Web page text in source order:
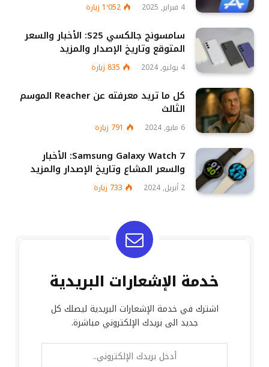
4 فبراير, 2025 1٬052 زيارة
سامسونج جالكسي S25: الأخبار والسعر
المتوقع وتاريخ الإصدار والمزيد
4 يوليو, 2024 835 زيارة
كل ما تريد معرفته عن Reacher الموسم
الثالث
6 مايو, 2024 791 زيارة
Samsung Galaxy Watch 7: الأخبار
والسعر المشاع وتاريخ الإصدار والمزيد
2 أبريل, 2024 733 زيارة
خدمة الإشعارات البريدية
اشترك في خدمة الإشعارات البريدية ليصلك كل
جديد الى بريدك الإلكتروني مباشرة.